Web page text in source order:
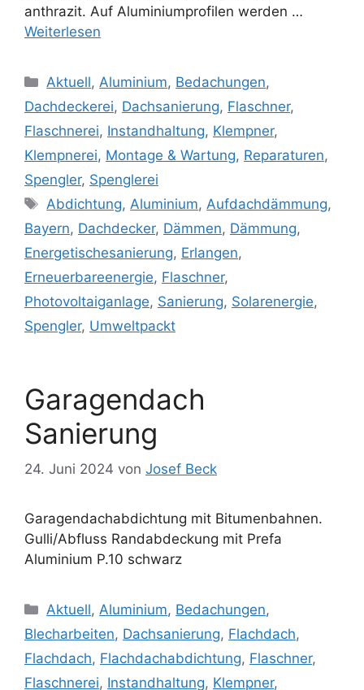
anthrazit. Auf Aluminiumprofilen werden …
Weiterlesen
Kategorien
Aktuell, Aluminium, Bedachungen,
Dachdeckerei, Dachsanierung, Flaschner,
Flaschnerei, Instandhaltung, Klempner,
Klempnerei, Montage & Wartung, Reparaturen,
Spengler, Spenglerei
Schlagwörter
Abdichtung, Aluminium, Aufdachdämmung,
Bayern, Dachdecker, Dämmen, Dämmung,
Energetischesanierung, Erlangen,
Erneuerbareenergie, Flaschner,
Photovoltaiganlage, Sanierung, Solarenergie,
Spengler, Umweltpackt
Garagendach
Sanierung
24. Juni 2024 von Josef Beck
Garagendachabdichtung mit Bitumenbahnen.
Gulli/Abfluss Randabdeckung mit Prefa
Aluminium P.10 schwarz
Kategorien
Aktuell,Aluminium, Bedachungen,
Blecharbeiten, Dachsanierung, Flachdach,
Flachdach, Flachdachabdichtung, Flaschner,
Flaschnerei, Instandhaltung, Klempner,